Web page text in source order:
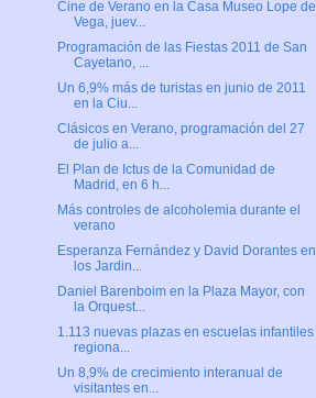
Cine de Verano en la Casa Museo Lope de
Vega, juev...
Programación de las Fiestas 2011 de San
Cayetano, ...
Un 6,9% más de turistas en junio de 2011
en la Ciu...
Clásicos en Verano, programación del 27
de julio a...
El Plan de Ictus de la Comunidad de
Madrid, en 6 h...
Más controles de alcoholemia durante el
verano
Esperanza Fernández y David Dorantes en
los Jardin...
Daniel Barenboim en la Plaza Mayor, con
la Orquest...
1.113 nuevas plazas en escuelas infantiles
regiona...
Un 8,9% de crecimiento interanual de
visitantes en...